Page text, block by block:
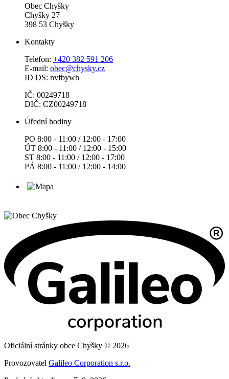
Obec Chyšky
Chyšky 27
398 53 Chyšky
Kontakty
Telefon: +420 382 591 206
E-mail: obec@chysky.cz
ID DS: nvfbywh
IČ: 00249718
DIČ: CZ00249718
Úřední hodiny
PO 8:00 - 11:00 / 12:00 - 17:00
ÚT 8:00 - 11:00 / 12:00 - 15:00
ST 8:00 - 11:00 / 12:00 - 17:00
PÁ 8:00 - 11:00 / 12:00 - 14:00
Oficiální stránky obce Chyšky © 2026
Provozovatel Galileo Corporation s.r.o.